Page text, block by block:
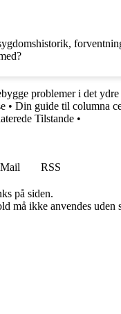
problemer i det ydre
• Din guide til columna
Tilstande •
Mail
RSS
på siden.
må ikke anvendes uden